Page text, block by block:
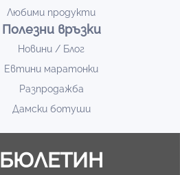
Любими продукти
Полезни връзки
Новини / Блог
Евтини маратонки
Разпродажба
Дамски ботуши
БЮЛЕТИН